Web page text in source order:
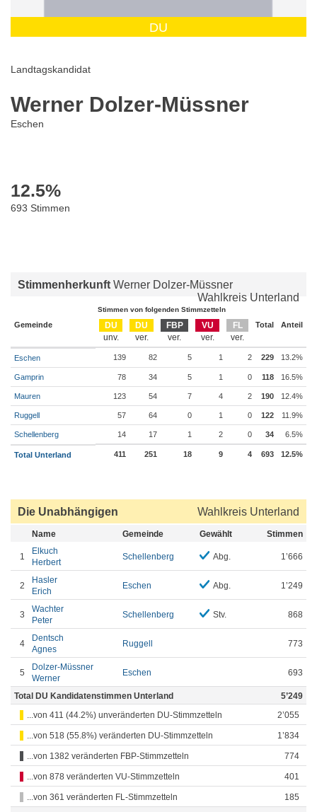
DU
Landtagskandidat
Werner Dolzer-Müssner
Eschen
12.5%
693 Stimmen
Stimmenherkunft Werner Dolzer-Müssner
Wahlkreis Unterland
Stimmen von folgenden Stimmzetteln
Gemeinde DU DU FBP VU FL Total Anteil
Eschen 139 82 5 1 2 229 13.2%
Gamprin 78 34 5 1 0 118 16.5%
Mauren 123 54 7 4 2 190 12.4%
Ruggell 57 64 0 1 0 122 11.9%
Schellenberg 14 17 1 2 0 34 6.5%
Total Unterland 411 251 18 9 4 693 12.5%
Die Unabhängigen Wahlkreis Unterland
Name Gemeinde Gewählt Stimmen
1
Elkuch
Herbert
Schellenberg Abg. 1’666
2
Hasler
Erich
Eschen Abg. 1’249
3
Wachter
Peter
Schellenberg Stv. 868
4
Dentsch
Agnes
Ruggell 773
5
Dolzer-Müssner
Werner
Eschen 693
Total DU Kandidatenstimmen Unterland
5’249
...von 411 (44.2%) unveränderten DU-Stimmzetteln
2’055
...von 518 (55.8%) veränderten DU-Stimmzetteln 1’834
...von 1382 veränderten FBP-Stimmzetteln 774
...von 878 veränderten VU-Stimmzetteln 401
...von 361 veränderten FL-Stimmzetteln 185